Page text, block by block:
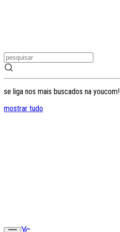
se liga nos mais buscados na youcom!
mostrar tudo